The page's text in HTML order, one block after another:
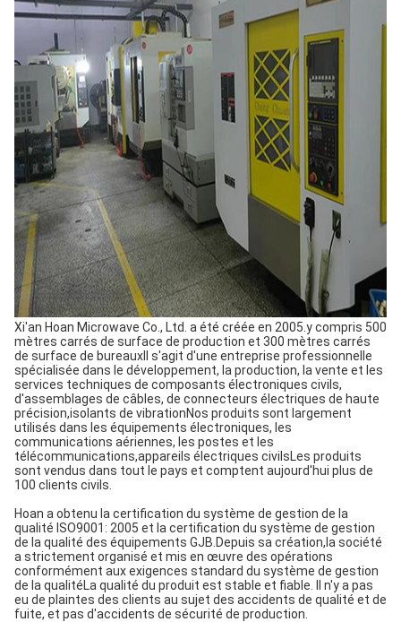
Xi'an Hoan Microwave Co., Ltd. a été créée en 2005.y compris 500
mètres carrés de surface de production et 300 mètres carrés
de surface de bureauxIl s'agit d'une entreprise professionnelle
spécialisée dans le développement, la production, la vente et les
services techniques de composants électroniques civils,
d'assemblages de câbles, de connecteurs électriques de haute
précision,isolants de vibrationNos produits sont largement
utilisés dans les équipements électroniques, les
communications aériennes, les postes et les
télécommunications,appareils électriques civilsLes produits
sont vendus dans tout le pays et comptent aujourd'hui plus de
100 clients civils.
Hoan a obtenu la certification du système de gestion de la
qualité ISO9001: 2005 et la certification du système de gestion
de la qualité des équipements GJB.Depuis sa création,la société
a strictement organisé et mis en œuvre des opérations
conformément aux exigences standard du système de gestion
de la qualitéLa qualité du produit est stable et fiable. Il n'y a pas
eu de plaintes des clients au sujet des accidents de qualité et de
fuite, et pas d'accidents de sécurité de production.